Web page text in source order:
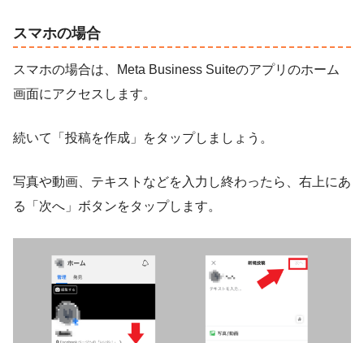
スマホの場合
スマホの場合は、Meta Business Suiteのアプリのホーム
画面にアクセスします。
続いて「投稿を作成」をタップしましょう。
写真や動画、テキストなどを入力し終わったら、右上にあ
る「次へ」ボタンをタップします。